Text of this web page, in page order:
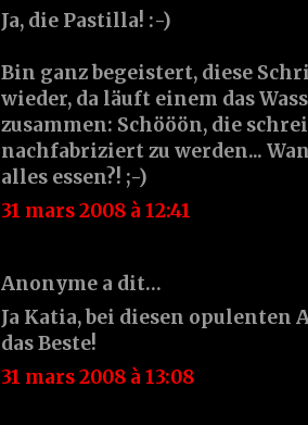
Ja, die Pastilla! :-)
Bin ganz begeistert, diese
wieder, da läuft einem das
zusammen: Schööön, die
nachfabriziert zu werden...
alles essen?! ;-)
31 mars 2008 à 12:41
Anonyme a dit…
Ja Katia, bei diesen opulenten
das Beste!
31 mars 2008 à 13:08